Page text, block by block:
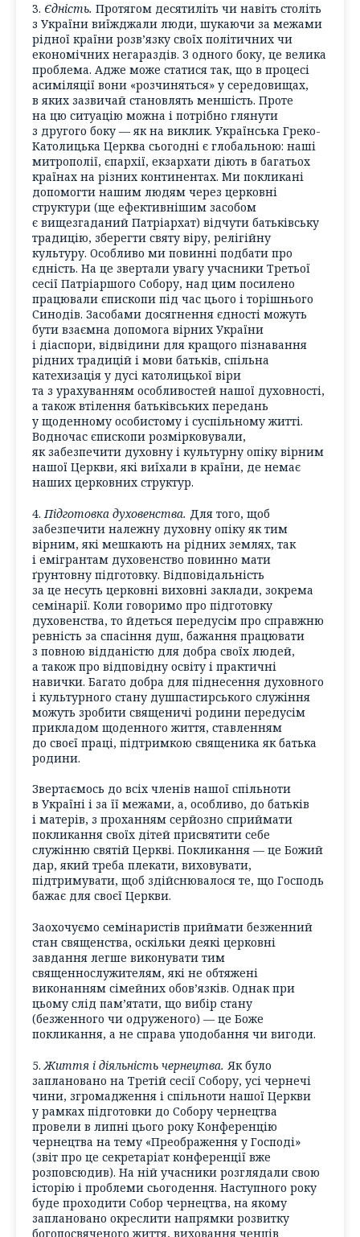
3. Єдність. Протягом десятиліть чи навіть століть
з України виїжджали люди, шукаючи за межами
рідної країни розв’язку своїх політичних чи
економічних негараздів. З одного боку, це велика
проблема. Адже може статися так, що в процесі
асиміляції вони «розчиняться» у середовищах,
в яких зазвичай становлять меншість. Проте
на цю ситуацію можна і потрібно глянути
з другого боку — як на виклик. Українська Греко-
Католицька Церква сьогодні є глобальною: наші
митрополії, єпархії, екзархати діють в багатьох
країнах на різних континентах. Ми покликані
допомогти нашим людям через церковні
структури (ще ефективнішим засобом
є вищезгаданий Патріархат) відчути батьківську
традицію, зберегти святу віру, релігійну
культуру. Особливо ми повинні подбати про
єдність. На це звертали увагу учасники Третьої
сесії Патріаршого Собору, над цим посилено
працювали єпископи під час цього і торішнього
Синодів. Засобами досягнення єдності можуть
бути взаємна допомога вірних України
і діаспори, відвідини для кращого пізнавання
рідних традицій і мови батьків, спільна
катехизація у дусі католицької віри
та з урахуванням особливостей нашої духовності,
а також втілення батьківських передань
у щоденному особистому і суспільному житті.
Водночас єпископи розмірковували,
як забезпечити духовну і культурну опіку вірним
нашої Церкви, які виїхали в країни, де немає
наших церковних структур.
4.Підготовка духовенства. Для того, щоб
забезпечити належну духовну опіку як тим
вірним, які мешкають на рідних землях, так
і емігрантам духовенство повинно мати
ґрунтовну підготовку. Відповідальність
за це несуть церковні виховні заклади, зокрема
семінарії. Коли говоримо про підготовку
духовенства, то йдеться передусім про справжню
ревність за спасіння душ, бажання працювати
з повною відданістю для добра своїх людей,
а також про відповідну освіту і практичні
навички. Багато добра для піднесення духовного
і культурного стану душпастирського служіння
можуть зробити священичі родини передусім
прикладом щоденного життя, ставленням
до своєї праці, підтримкою священика як батька
родини.
Звертаємось до всіх членів нашої спільноти
в Україні і за її межами, а, особливо, до батьків
і матерів, з проханням серйозно сприймати
покликання своїх дітей присвятити себе
служінню святій Церкві. Покликання — це Божий
дар, який треба плекати, виховувати,
підтримувати, щоб здійснювалося те, що Господь
бажає для своєї Церкви.
Заохочуємо семінаристів приймати безженний
стан священства, оскільки деякі церковні
завдання легше виконувати тим
священнослужителям, які не обтяжені
виконанням сімейних обов’язків. Однак при
цьому слід пам’ятати, що вибір стану
(безженного чи одруженого) — це Боже
покликання, а не справа уподобання чи вигоди.
5. Життя і діяльність чернецтва. Як було
заплановано на Третій сесії Собору, усі чернечі
чини, згромадження і спільноти нашої Церкви
у рамках підготовки до Собору чернецтва
провели в липні цього року Конференцію
чернецтва на тему «Преображення у Господі»
(звіт про це секретаріат конференції вже
розповсюдив). На ній учасники розглядали свою
історію і проблеми сьогодення. Наступного року
буде проходити Собор чернецтва, на якому
заплановано окреслити напрямки розвитку
богопосвяченого життя, виховання ченців